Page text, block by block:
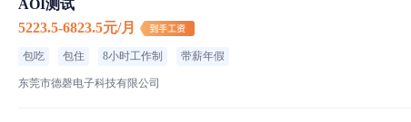
AOI测试
5223.5-6823.5元/月
包吃 包住 8小时工作制 带薪年假
东莞市德磬电子科技有限公司